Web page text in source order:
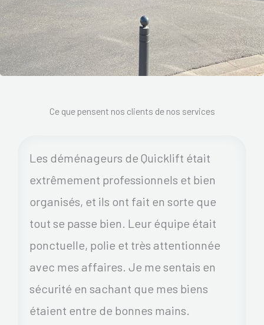
Ce que pensent nos clients de nos services
Les déménageurs de Quicklift était
extrêmement professionnels et bien
organisés, et ils ont fait en sorte que
tout se passe bien. Leur équipe était
ponctuelle, polie et très attentionnée
avec mes affaires. Je me sentais en
sécurité en sachant que mes biens
étaient entre de bonnes mains.